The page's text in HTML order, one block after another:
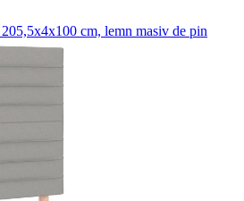
cm, lemn masiv de pin